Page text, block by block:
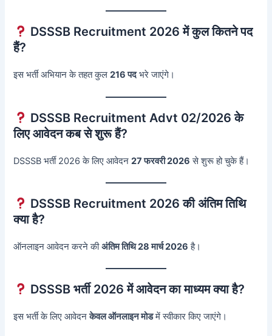
DSSSB Recruitment 2026 में कुल कितने पद
हैं?
इस भर्ती अभियान के तहत कुल216 पदभरे जाएंगे।
DSSSB Recruitment Advt 02/2026 के
लिए आवेदन कब से शुरू हैं?
DSSSB भर्ती 2026 के लिए आवेदन27 फरवरी 2026 से शुरू हो चुके हैं।
DSSSB Recruitment 2026 की अंतिम तिथि
क्या है?
ऑनलाइन आवेदन करने कीअंतिम तिथि 28 मार्च 2026 है।
DSSSB भर्ती 2026 में आवेदन का माध्यम क्या है?
इस भर्ती के लिए आवेदनकेवल ऑनलाइन मोडमें स्वीकार किए जाएंगे।